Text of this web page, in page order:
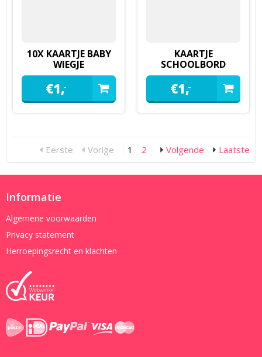
10X KAARTJE BABY
WIEGJE
€1,-
KAARTJE
SCHOOLBORD
€1,-
Eerste Vorige 1 2 Volgende Laatste
Informatie
Algemene voorwaarden
Privacy statement
Herroepingsrecht en klachten